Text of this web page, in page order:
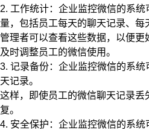
2. 工作统计：企业监控微信的系
量，包括员工每天的聊天记录、每
管理者可以查看这些数据，以便
及时调整员工的微信使用。
3. 记录备份：企业监控微信的系
天记录。
这样，即使员工的微信聊天记录
复。
4. 安全保护：企业监控微信的系